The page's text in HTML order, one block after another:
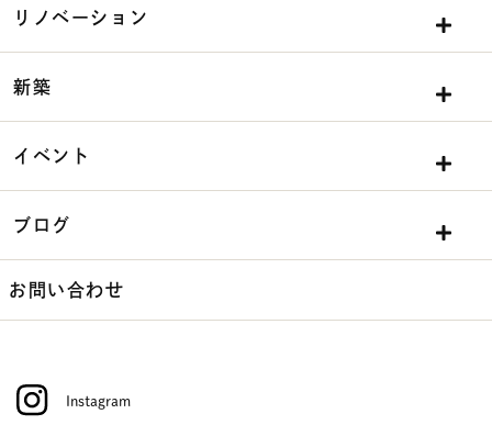
リノベーション
新築
イベント
ブログ
お問い合わせ
Instagram